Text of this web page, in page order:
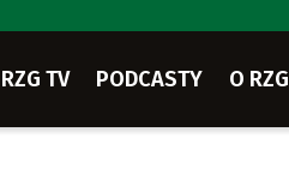
RZG TV PODCASTY O RZG